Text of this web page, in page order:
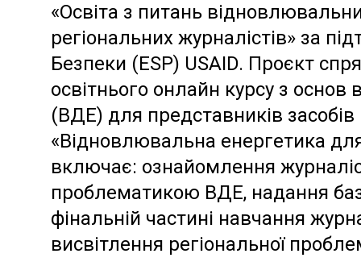
«Освіта з питань
регіональних журналістів» за
Безпеки (ESP) USAID. Проєкт
освітнього онлайн курсу з
(ВДЕ) для представників
«Відновлювальна енергетика для
включає: ознайомлення
проблематикою ВДЕ, надання
фінальній частині навчання
висвітлення регіональної